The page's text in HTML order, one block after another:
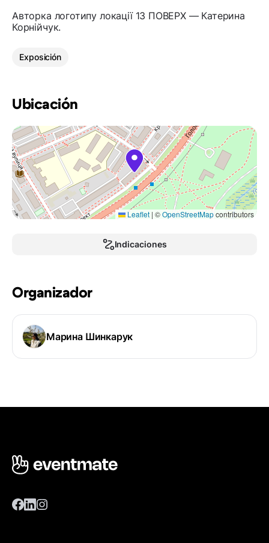
Авторка логотипу локації 13 ПОВЕРХ — Катерина
Корнійчук.
Exposición
Ubicación
Leaflet | ©OpenStreetMapcontributors
Indicaciones
Organizador
Марина Шинкарук